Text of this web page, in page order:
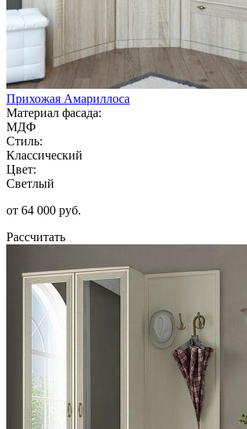
Прихожая Амариллоса
Материал фасада:
МДФ
Стиль:
Классический
Цвет:
Светлый
от 64 000 руб.
Рассчитать